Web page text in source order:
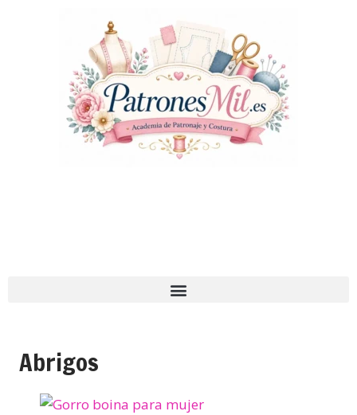
Abrigos